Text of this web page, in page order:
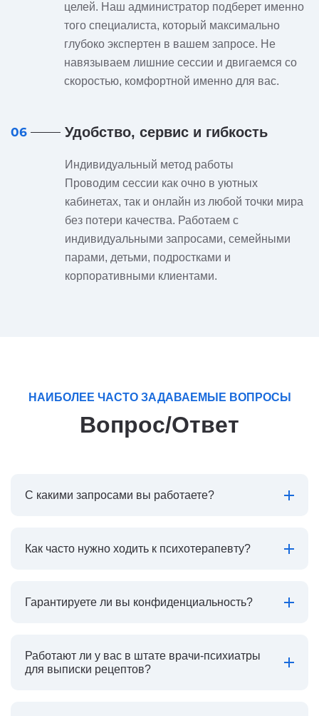
целей. Наш администратор подберет именно
того специалиста, который максимально
глубоко экспертен в вашем запросе. Не
навязываем лишние сессии и двигаемся со
скоростью, комфортной именно для вас.
06 Удобство, сервис и гибкость
Индивидуальный метод работы
Проводим сессии как очно в уютных
кабинетах, так и онлайн из любой точки мира
без потери качества. Работаем с
индивидуальными запросами, семейными
парами, детьми, подростками и
корпоративными клиентами.
НАИБОЛЕЕ ЧАСТО ЗАДАВАЕМЫЕ ВОПРОСЫ
Вопрос/Ответ
С какими запросами вы работаете?
Как часто нужно ходить к психотерапевту?
Гарантируете ли вы конфиденциальность?
Работают ли у вас в штате врачи-психиатры
для выписки рецептов?